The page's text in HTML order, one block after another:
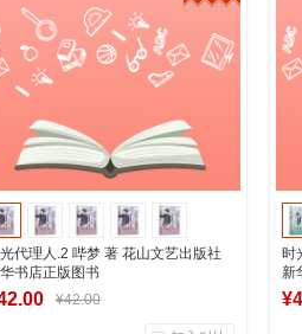
加入购物车
代理人.2 哔梦 著 花山文艺出版社
书店正版图书
¥42.00
时
新